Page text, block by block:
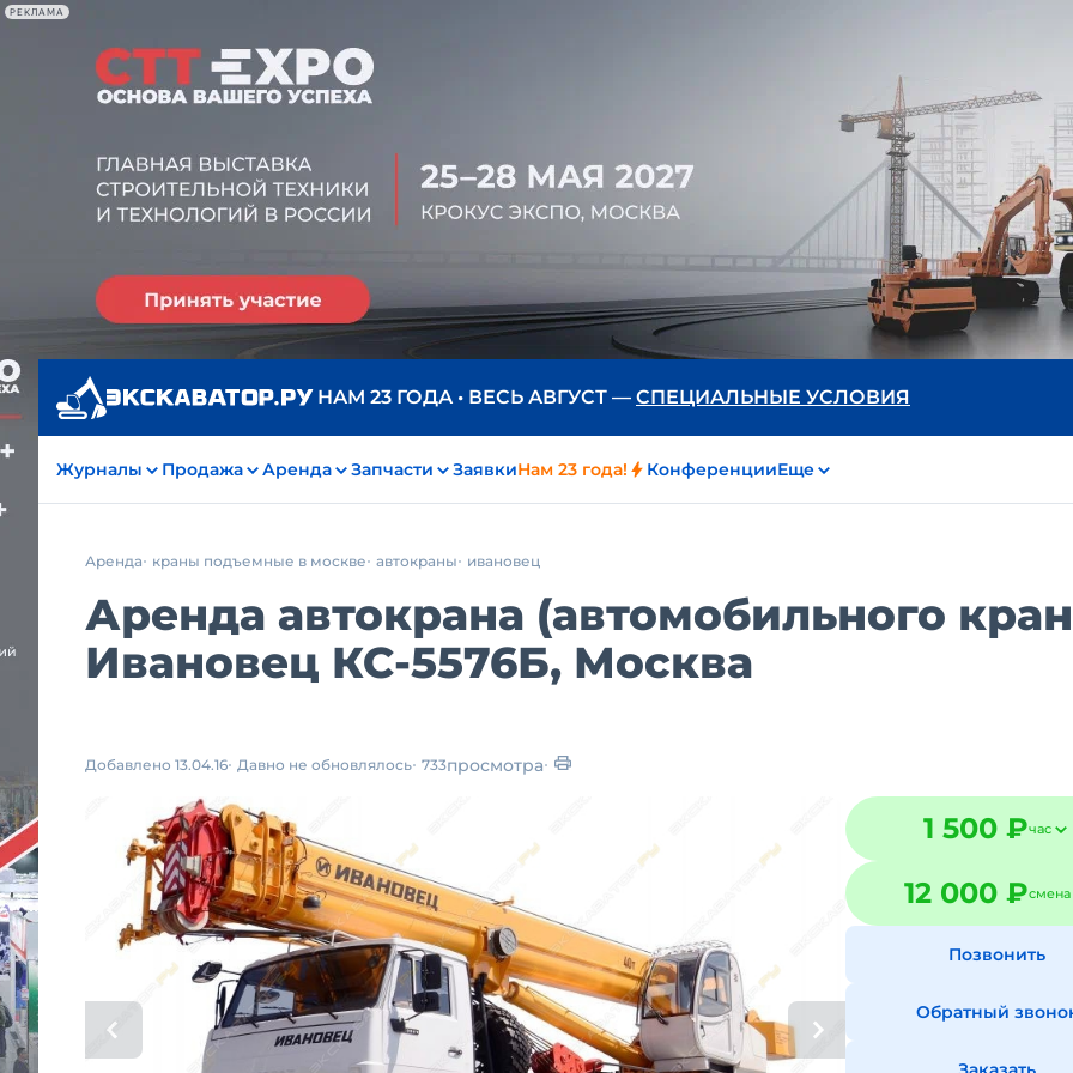
РЕКЛАМА
НАМ 23 ГОДА • ВЕСЬ АВГУСТ — СПЕЦИАЛЬНЫЕ УСЛОВИЯ
Журналы Продажа Аренда Запчасти ЗаявкиНам 23 года! КонференцииЕще
Аренда краны подъемные в москве автокраны ивановец
Аренда автокрана (автомобильного
Ивановец КС-5576Б, Москва
Добавлено 13.04.16 Давно не обновлялось 733просмотра
1 500 ₽час
12 000 ₽смена
Позвонить
Обратный